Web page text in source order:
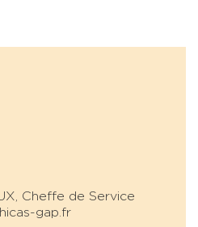
Cheffe de Service
gap.fr